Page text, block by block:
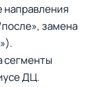
направления
замена
сегменты
ДЦ.